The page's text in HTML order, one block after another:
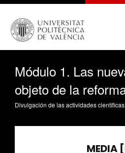
Módulo 1. Las
objeto de la